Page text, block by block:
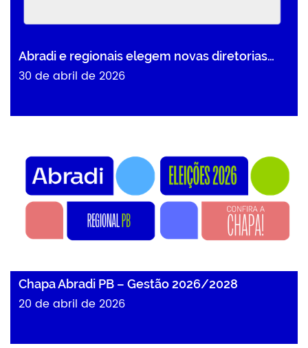
Abradi e regionais elegem novas diretorias…
30 de abril de 2026
Chapa Abradi PB – Gestão 2026/2028
20 de abril de 2026